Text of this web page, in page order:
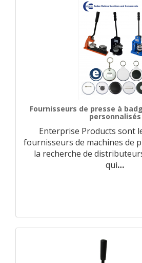
Fournisseurs de presse à
personnalisés
Enterprise Products sont
fournisseurs de machines de
la recherche de
qui…